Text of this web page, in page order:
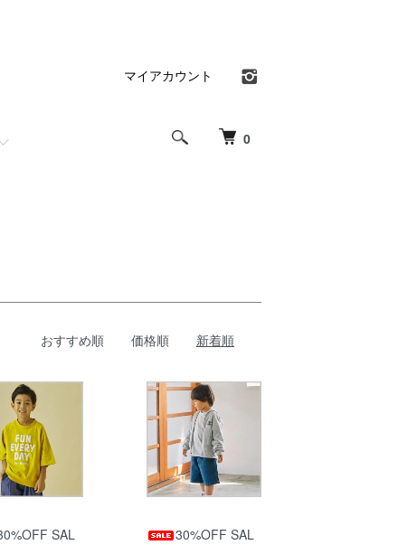
0
マイアカウント
おすすめ順 価格順 新着順
SAL
30%OFF SAL